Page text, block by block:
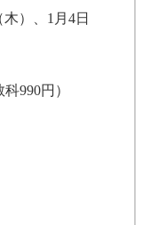
）、1月4日
990円）